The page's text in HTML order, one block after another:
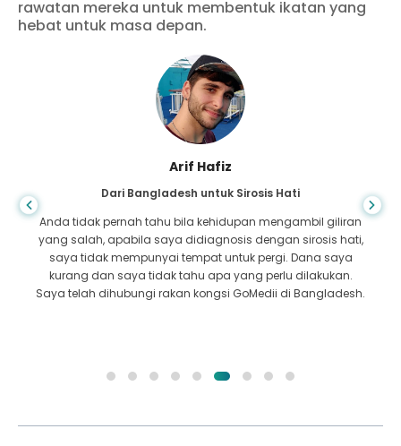
rawatan mereka untuk membentuk ikatan yang
hebat untuk masa depan.
Arif Hafiz
Dari Bangladesh untuk Sirosis Hati
Anda tidak pernah tahu bila kehidupan mengambil giliran
yang salah, apabila saya didiagnosis dengan sirosis hati,
saya tidak mempunyai tempat untuk pergi. Dana saya
kurang dan saya tidak tahu apa yang perlu dilakukan.
Saya telah dihubungi rakan kongsi GoMedii di Bangladesh.